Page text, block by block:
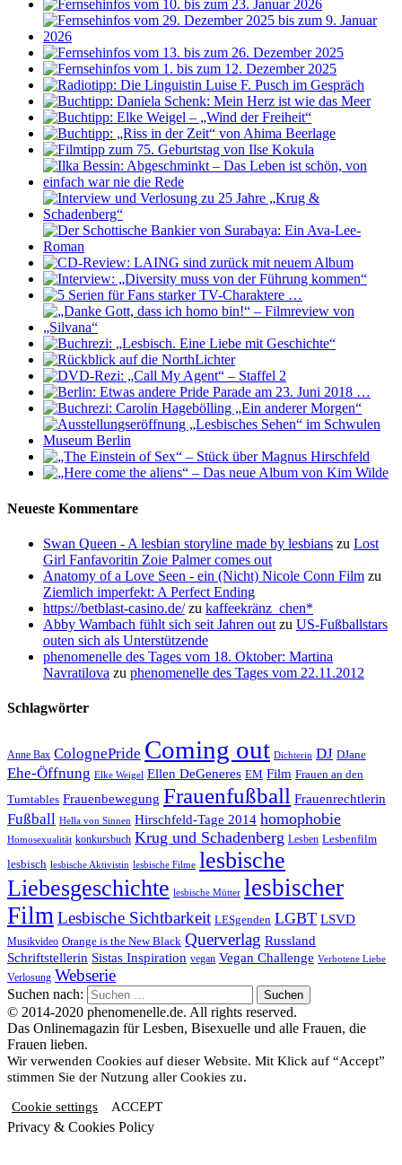
Neueste Kommentare
Swan Queen - A lesbian storyline made by lesbians zu Lost
Girl Fanfavoritin Zoie Palmer comes out
Anatomy of a Love Seen - ein (Nicht) Nicole Conn Film zu
Ziemlich imperfekt: A Perfect Ending
https://betblast-casino.de/zu kaffeekränz_chen*
Abby Wambach fühlt sich seit Jahren out zu US-Fußballstars
outen sich als Unterstützende
phenomenelle des Tages vom 18. Oktober: Martina
Navratilova zu phenomenelle des Tages vom 22.11.2012
Schlagwörter
Anne Bax ColognePride Coming out Dichterin DJ DJane
Ehe-Öffnung Elke Weigel Ellen DeGeneres EM Film Frauen an den
Turntables Frauenbewegung Frauenfußball Frauenrechtlerin
Fußball Hella von Sinnen Hirschfeld-Tage 2014 homophobie
Homosexualität konkursbuch Krug und Schadenberg Lesben Lesbenfilm
lesbisch lesbische Aktivistin lesbische Filme lesbische
Liebesgeschichte lesbische Mütter lesbischer
FilmLesbische Sichtbarkeit LESgenden LGBT LSVD
Musikvideo Orange is the New Black Querverlag Russland
Schriftstellerin Sistas Inspiration vegan Vegan Challenge Verbotene Liebe
Verlosung Webserie
Suchen nach:
© 2014-2020 phenomenelle.de. All rights reserved.
Das Onlinemagazin für Lesben, Bisexuelle und alle Frauen, die
Frauen lieben.
Wir verwenden Cookies auf dieser Website. Mit Klick auf “Accept”
stimmen Sie der Nutzung aller Cookies zu.
Cookie settings ACCEPT
Privacy & Cookies Policy